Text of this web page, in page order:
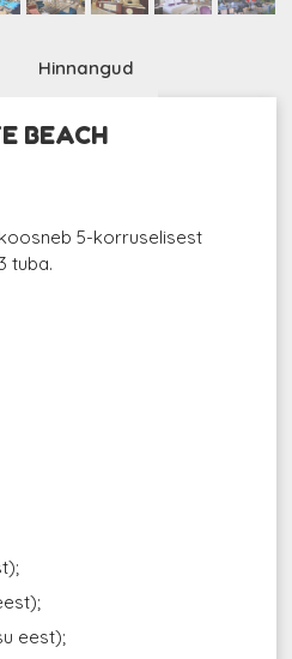
Hinnangud
BEACH
5-korruselisest
tuba.
eest);